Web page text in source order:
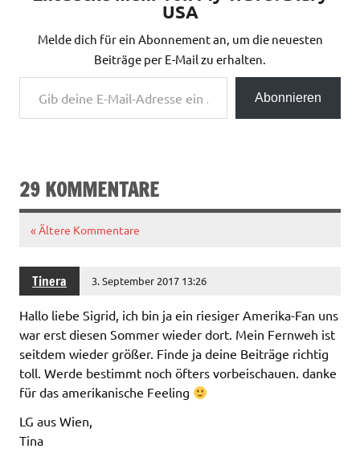
USA
Melde dich für ein Abonnement an, um die neuesten
Beiträge per E-Mail zu erhalten.
Gib deine E-Mail-Adresse ein ...
Abonnieren
29 KOMMENTARE
« Ältere Kommentare
Tinera 3. September 2017 13:26
Hallo liebe Sigrid, ich bin ja ein riesiger Amerika-Fan uns
war erst diesen Sommer wieder dort. Mein Fernweh ist
seitdem wieder größer. Finde ja deine Beiträge richtig
toll. Werde bestimmt noch öfters vorbeischauen. danke
für das amerikanische Feeling
LG aus Wien,
Tina